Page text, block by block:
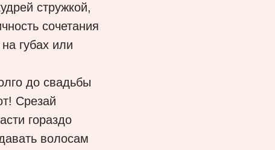
стружкой,
сочетания
губах или
до свадьбы
Срезай
гораздо
волосам